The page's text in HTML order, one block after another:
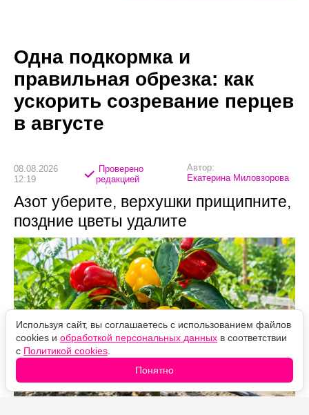
Одна подкормка и
правильная обрезка: как
ускорить созревание перцев
в августе
08.08.2026
12:19
Проверено
редакцией
Автор:
Екатерина Миловзорова
Азот уберите, верхушки прищипните,
поздние цветы удалите
Используя сайт, вы соглашаетесь с использованием файлов
cookies и обработкой персональных данных в соответствии
с Политикой cookies
Понятно